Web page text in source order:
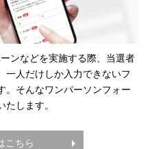
ンなどを実施する際、当選者
一人だけしか入力できないフ
。そんなワンパーソンフォー
します。
こちら